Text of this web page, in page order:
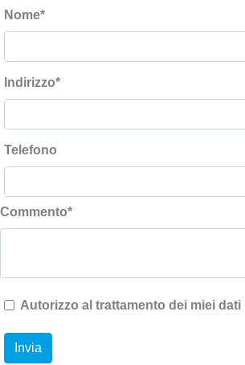
Nome*
Indirizzo*
Telefono
Commento*
Autorizzo al trattamento dei miei